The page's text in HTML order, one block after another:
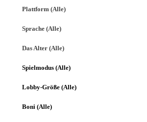
Plattform (Alle)
Sprache (Alle)
Das Alter (Alle)
Spielmodus (Alle)
Lobby-Größe (Alle)
Boni (Alle)